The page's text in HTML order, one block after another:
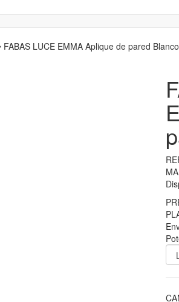
FABAS LUCE EMMA Aplique de pared Blanco